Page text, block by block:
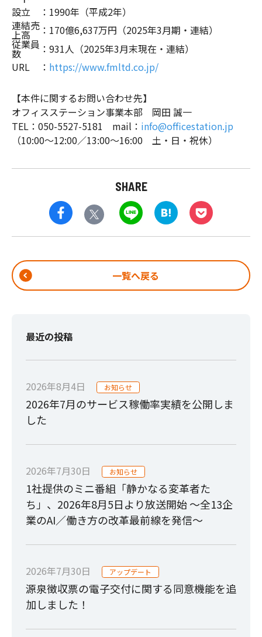
設立
： 1990年（平成2年）
連結売
上高 ： 170億6,637万円（2025年3月期・連結）
従業員
数 ： 931人（2025年3月末現在・連結）
URL
： https://www.fmltd.co.jp/
【本件に関するお問い合わせ先】
オフィスステーション事業本部 岡田 誠一
TEL：050-5527-5181 mail： info@officestation.jp
（10:00～12:00／13:00～16:00 土・日・祝休）
SHARE
一覧へ戻る
最近の投稿
2026年8月4日 お知らせ
2026年7月のサービス稼働率実績を公開しま
した
2026年7月30日 お知らせ
1社提供のミニ番組「静かなる変革者た
ち」、2026年8月5日より放送開始 ～全13企
業のAI／働き方の改革最前線を発信～
2026年7月30日 アップデート
源泉徴収票の電子交付に関する同意機能を追
加しました！